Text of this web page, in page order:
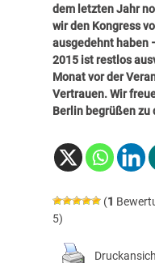
dem letzten Jahr
wir den Kongress
ausgedehnt haben
2015 ist restlos
Monat vor der
Vertrauen. Wir
Berlin begrüßen zu
(1
5)